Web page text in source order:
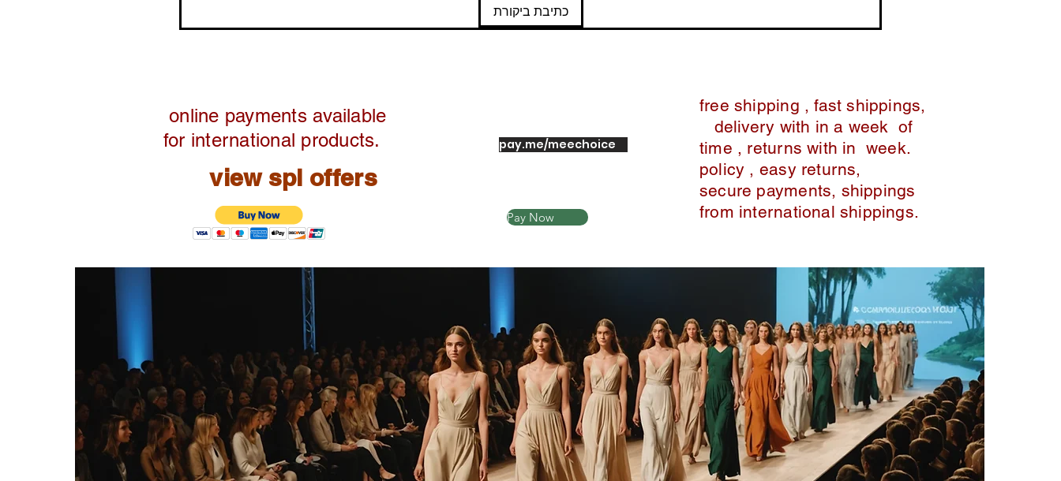
כתיבת ביקורת
online payments available
for international products.
view spl offers
pay.me/meechoice
Pay Now
free shipping , fast shippings,
delivery with in a week of
time , returns with in week.
policy , easy returns,
secure payments, shippings
from international shippings.